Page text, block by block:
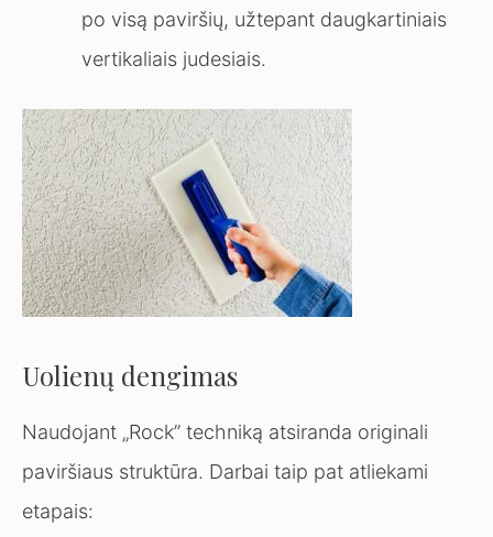
po visą paviršių, užtepant daugkartiniais
vertikaliais judesiais.
Uolienų dengimas
Naudojant „Rock” techniką atsiranda originali
paviršiaus struktūra. Darbai taip pat atliekami
etapais: